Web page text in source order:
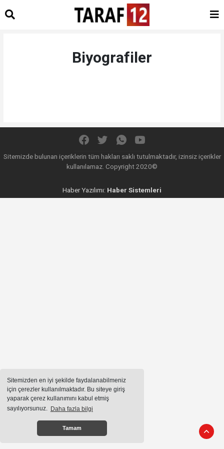
Sitemizden en iyi şekilde faydalanabilmeniz
için çerezler kullanılmaktadır. Bu siteye giriş
yaparak çerez kullanımını kabul etmiş
sayılıyorsunuz. Daha fazla bilgi
Tamam
Biyografiler
Sitemizde bulunan içeriklerin tüm hakları saklı tutulmaktadır, izinsiz içerikler
kullanılamaz. Copyright 2020©
Haber Yazılımı: Haber Sistemleri